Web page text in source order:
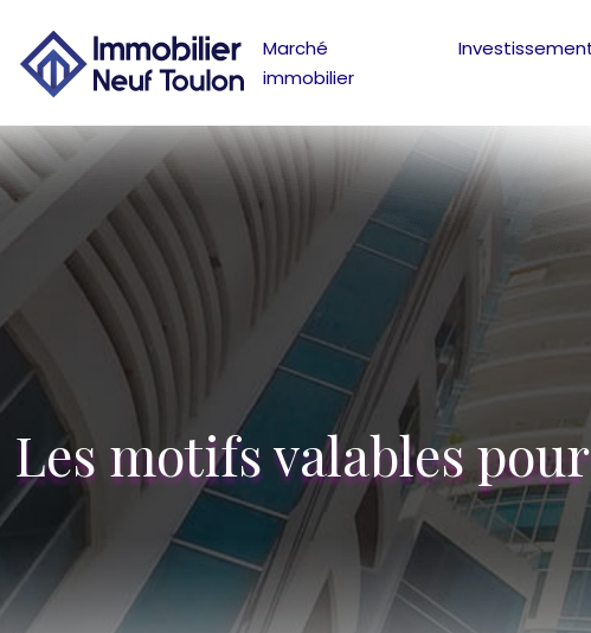
Marché
immobilier
Les motifs valables